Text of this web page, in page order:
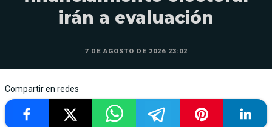
irán a evaluación
7 DE AGOSTO DE 2026 23:02
Compartir en redes